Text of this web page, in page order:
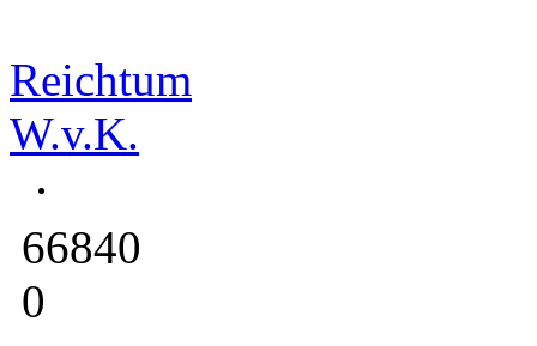
Reichtum
W.v.K.
66840
0